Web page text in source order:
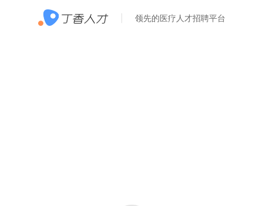
领先的医疗人才招聘平台